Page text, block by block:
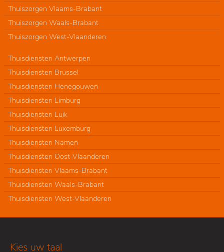
Thuiszorgen Vlaams-Brabant
Thuiszorgen Waals-Brabant
Thuiszorgen West-Vlaanderen
Thuisdiensten Antwerpen
Thuisdiensten Brussel
Thuisdiensten Henegouwen
Thuisdiensten Limburg
Thuisdiensten Luik
Thuisdiensten Luxemburg
Thuisdiensten Namen
Thuisdiensten Oost-Vlaanderen
Thuisdiensten Vlaams-Brabant
Thuisdiensten Waals-Brabant
Thuisdiensten West-Vlaanderen
Kies uw taal